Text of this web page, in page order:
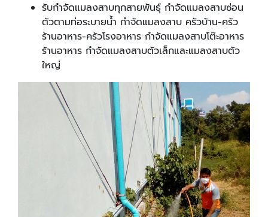
รับกำจัดแมลงสาบทุกสายพันธุ์ กำจัดแมลงสาบซ่อน
ตัวตามท่อระบายน้ำ กำจัดแมลงสาบ ครัวบ้าน-ครัว
ร้านอาหาร-ครัวโรงอาหาร กำจัดแมลงสาบโต๊ะอาหาร
ร้านอาหาร กำจัดแมลงสาบตัวเล็กและแมลงสาบตัว
ใหญ่